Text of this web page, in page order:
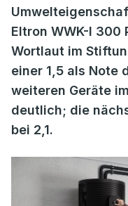
Eltron WWK-I 300
Wortlaut im
einer 1,5 als Note
weiteren Geräte
deutlich; die
bei 2,1.